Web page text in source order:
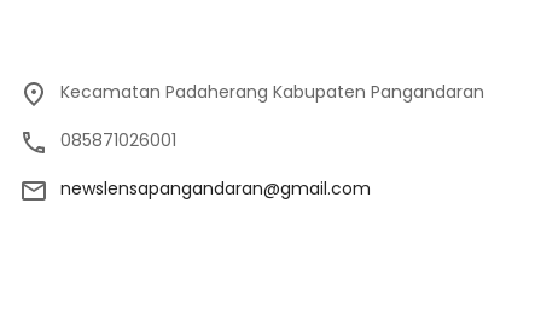
Kecamatan Padaherang Kabupaten Pangandaran
085871026001
newslensapangandaran@gmail.com